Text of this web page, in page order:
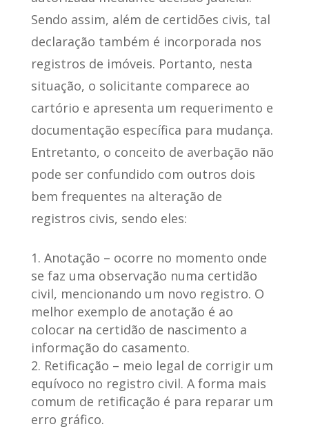
Sendo assim, além de certidões civis, tal
declaração também é incorporada nos
registros de imóveis. Portanto, nesta
situação, o solicitante comparece ao
cartório e apresenta um requerimento e
documentação específica para mudança.
Entretanto, o conceito de averbação não
pode ser confundido com outros dois
bem frequentes na alteração de
registros civis, sendo eles:
Anotação – ocorre no momento onde
se faz uma observação numa certidão
civil, mencionando um novo registro. O
melhor exemplo de anotação é ao
colocar na certidão de nascimento a
informação do casamento.
Retificação – meio legal de corrigir um
equívoco no registro civil. A forma mais
comum de retificação é para reparar um
erro gráfico.